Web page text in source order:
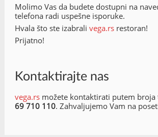
Molimo Vas da budete dostupni na
telefona radi uspešne isporuke.
Hvala što ste izabrali vega.rs restoran!
Prijatno!
Kontaktirajte nas
vega.rs možete kontaktirati putem broja
69 710 110. Zahvaljujemo Vam na